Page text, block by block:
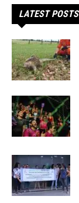
LATEST POSTS